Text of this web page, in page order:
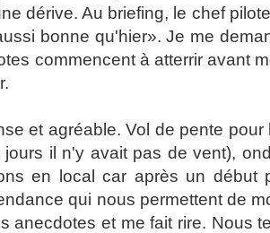
dérive. Au briefing, le chef
bonne qu'hier». Je me
commencent à atterrir avant
et agréable. Vol de pente
jours il n'y avait pas de vent),
en local car après un début
qui nous permettent de
anecdotes et me fait rire. Nous